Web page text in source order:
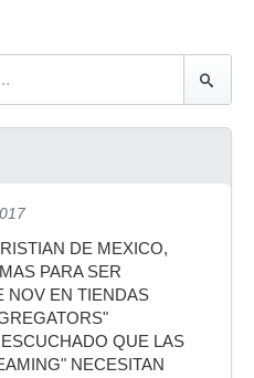
DE MEXICO,
PARA SER
NOV EN TIENDAS
QUE LAS
NECESITAN